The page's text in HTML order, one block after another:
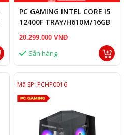
PC GAMING INTEL CORE I5
12400F TRAY/H610M/16GB
RAM/RTX 3060 TI 8GB
20.299.000 VNĐ
Sẵn hàng
Mã SP: PCHP0016